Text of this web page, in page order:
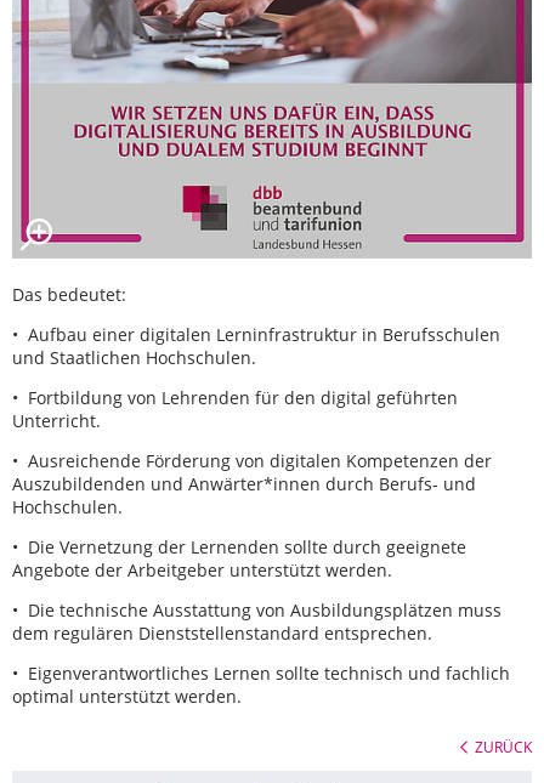
Das bedeutet:
• Aufbau einer digitalen Lerninfrastruktur in Berufsschulen
und Staatlichen Hochschulen.
• Fortbildung von Lehrenden für den digital geführten
Unterricht.
• Ausreichende Förderung von digitalen Kompetenzen der
Auszubildenden und Anwärter*innen durch Berufs- und
Hochschulen.
• Die Vernetzung der Lernenden sollte durch geeignete
Angebote der Arbeitgeber unterstützt werden.
• Die technische Ausstattung von Ausbildungsplätzen muss
dem regulären Dienststellenstandard entsprechen.
• Eigenverantwortliches Lernen sollte technisch und fachlich
optimal unterstützt werden.
ZURÜCK